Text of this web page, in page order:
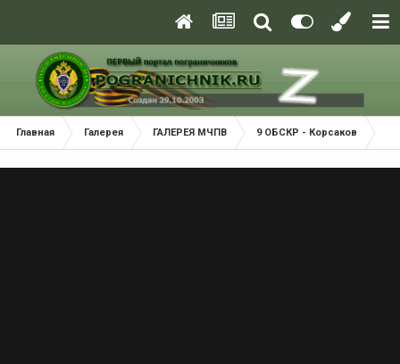
Главная Галерея ГАЛЕРЕЯ МЧПВ 9 ОБСКР - Корсаков